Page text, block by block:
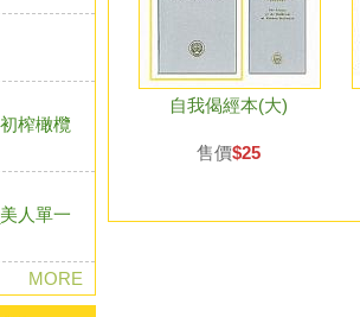
榨橄欖
人單一
MORE
自我偈經本(大)
售價$25